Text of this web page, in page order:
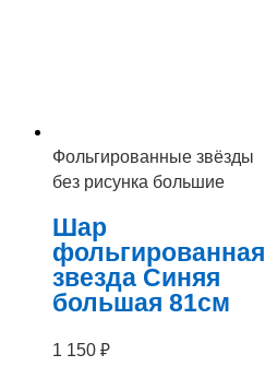
Фольгированные звёзды
без рисунка большие
Шар
фольгированная
звезда Синяя
большая 81см
1 150 ₽